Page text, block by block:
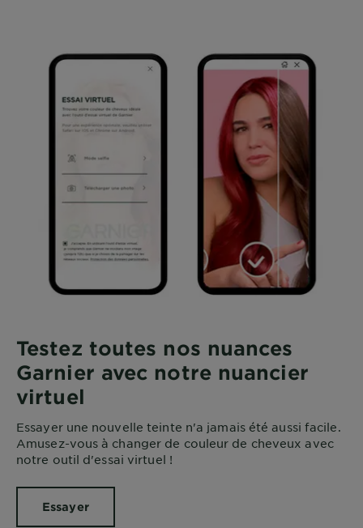
Testez toutes nos nuances
Garnier avec notre nuancier
virtuel
Essayer une nouvelle teinte n'a jamais été aussi facile.
Amusez-vous à changer de couleur de cheveux avec
notre outil d'essai virtuel !
Essayer